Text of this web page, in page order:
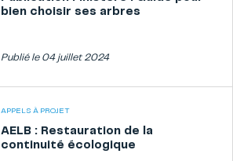
bien choisir ses arbres
Publié le 04 juillet 2024
APPELS À PROJET
AELB : Restauration de la
continuité écologique